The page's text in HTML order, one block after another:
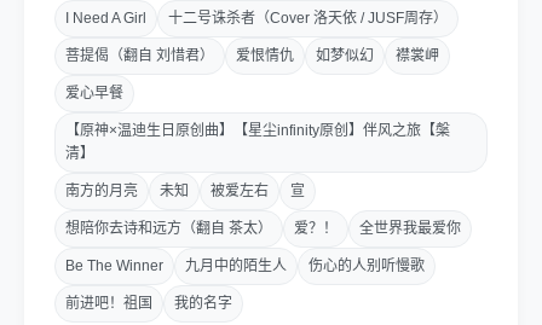
I Need A Girl 十二号诛杀者（Cover 洛天依 / JUSF周存）
菩提偈（翻自 刘惜君） 爱恨情仇 如梦似幻 襟裳岬
爱心早餐
【原神×温迪生日原创曲】【星尘infinity原创】伴风之旅【槃
清】
南方的月亮 未知 被爱左右 宣
想陪你去诗和远方（翻自 茶太） 爱？！ 全世界我最爱你
Be The Winner 九月中的陌生人 伤心的人别听慢歌
前进吧！祖国 我的名字